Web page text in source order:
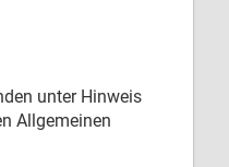
unter Hinweis
Allgemeinen